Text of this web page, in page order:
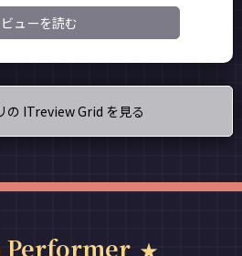
ューを読む
の ITreview Grid を見る
Performer